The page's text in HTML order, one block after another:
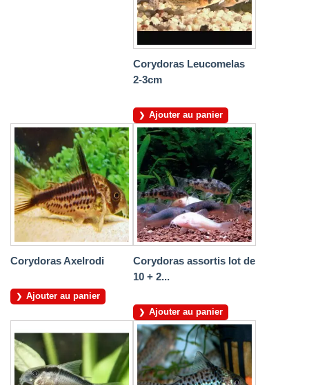
Corydoras Leucomelas
2-3cm
Ajouter au panier
Corydoras Axelrodi
Ajouter au panier
Corydoras assortis lot de
10 + 2...
Ajouter au panier